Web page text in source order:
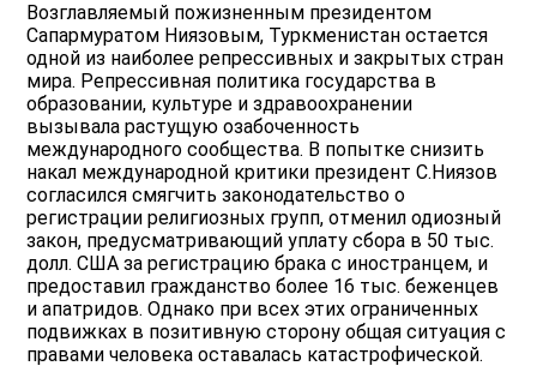
Возглавляемый пожизненным президентом
Сапармуратом Ниязовым, Туркменистан остается
одной из наиболее репрессивных и закрытых стран
мира. Репрессивная политика государства в
образовании, культуре и здравоохранении
вызывала растущую озабоченность
международного сообщества. В попытке снизить
накал международной критики президент С.Ниязов
согласился смягчить законодательство о
регистрации религиозных групп, отменил одиозный
закон, предусматривающий уплату сбора в 50 тыс.
долл. США за регистрацию брака с иностранцем, и
предоставил гражданство более 16 тыс. беженцев
и апатридов. Однако при всех этих ограниченных
подвижках в позитивную сторону общая ситуация с
правами человека оставалась катастрофической.